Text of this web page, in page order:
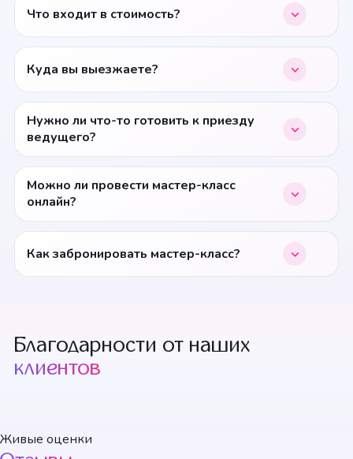
Что входит в стоимость?
Куда вы выезжаете?
Нужно ли что-то готовить к приезду
ведущего?
Можно ли провести мастер-класс
онлайн?
Как забронировать мастер-класс?
Благодарности от наших
клиентов
Живые оценки